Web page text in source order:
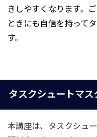
きしやすくなります。
ときにも自信を持って
す。
タスクシュートマス
本講座は、タスクシュ